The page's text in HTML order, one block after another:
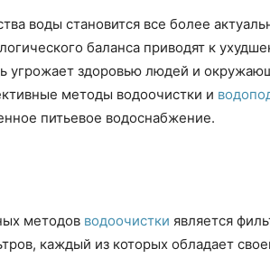
воды становится все более
баланса приводят к
угрожает здоровью людей и
методы водоочистки и
питьевое водоснабжение.
методов водоочистки является
каждый из которых обладает